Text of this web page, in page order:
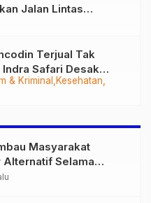
Jalan Lintas
di 2028
& Kriminal
Kesehatan
Terjual Tak
Safari Desak
Masyarakat
Alternatif Selama
Merdeka Run